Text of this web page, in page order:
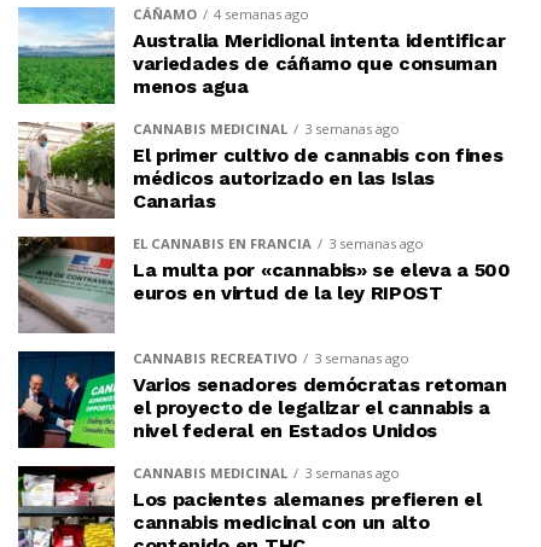
CÁÑAMO 4 semanas ago
Australia Meridional intenta identificar
variedades de cáñamo que consuman
menos agua
CANNABIS MEDICINAL 3 semanas ago
El primer cultivo de cannabis con fines
médicos autorizado en las Islas
Canarias
EL CANNABIS EN FRANCIA 3 semanas ago
La multa por «cannabis» se eleva a 500
euros en virtud de la ley RIPOST
CANNABIS RECREATIVO 3 semanas ago
Varios senadores demócratas retoman
el proyecto de legalizar el cannabis a
nivel federal en Estados Unidos
CANNABIS MEDICINAL 3 semanas ago
Los pacientes alemanes prefieren el
cannabis medicinal con un alto